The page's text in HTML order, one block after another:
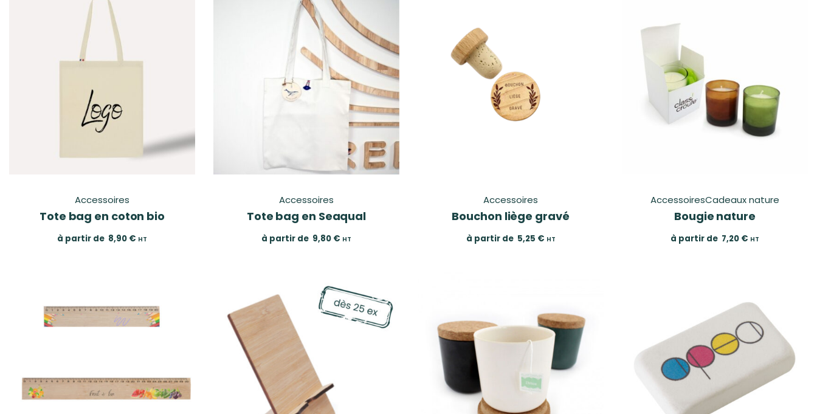
Accessoires
Tote bag en coton bio
à partir de 8,90 € HT
Accessoires
Tote bag en Seaqual
à partir de 9,80 € HT
Accessoires
Bouchon liège gravé
à partir de 5,25 € HT
AccessoiresCadeaux nature
Bougie nature
à partir de 7,20 € HT